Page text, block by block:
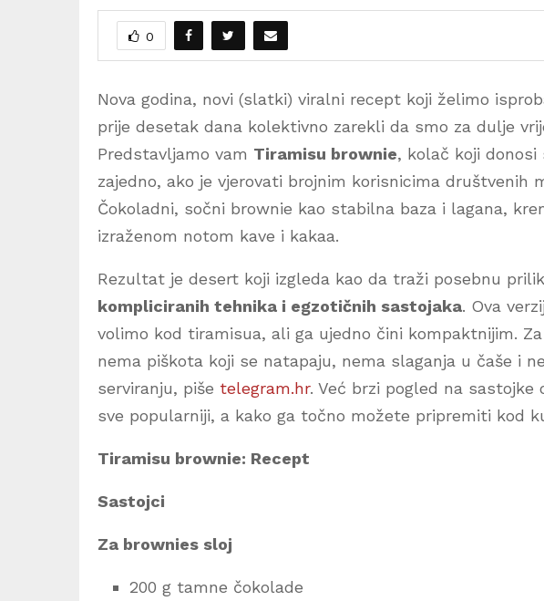
0
Nova godina, novi (slatki) viralni recept koji želimo
prije desetak dana kolektivno zarekli da smo za dulje
Predstavljamo vam Tiramisu brownie, kolač koji donosi
zajedno, ako je vjerovati brojnim korisnicima društvenih
Čokoladni, sočni brownie kao stabilna baza i lagana,
izraženom notom kave i kakaa.
Rezultat je desert koji izgleda kao da traži posebnu
kompliciranih tehnika i egzotičnih sastojaka. Ova
volimo kod tiramisua, ali ga ujedno čini kompaktnijim.
nema piškota koji se natapaju, nema slaganja u čaše i
serviranju, piše telegram.hr. Već brzi pogled na sastojke
sve popularniji, a kako ga točno možete pripremiti kod
Tiramisu brownie: Recept
Sastojci
Za brownies sloj
200 g tamne čokolade